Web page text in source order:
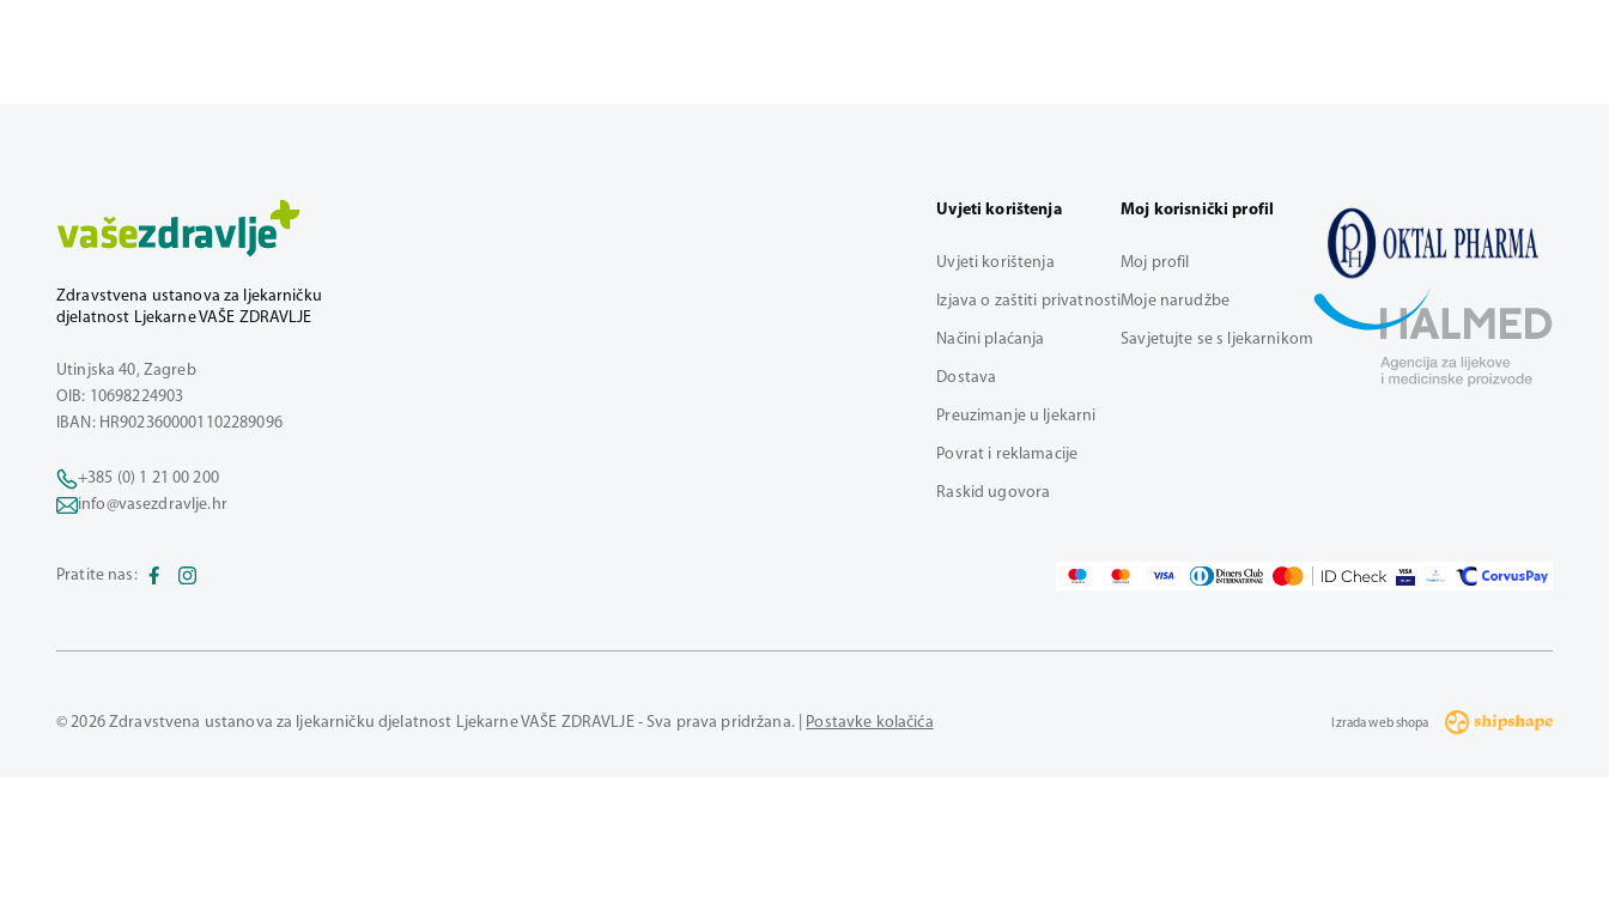
Zdravstvena ustanova za ljekarničku
djelatnost Ljekarne VAŠE ZDRAVLJE
Utinjska 40, Zagreb
OIB: 10698224903
IBAN: HR9023600001102289096
+385 (0) 1 21 00 200
info@vasezdravlje.hr
Uvjeti korištenja
Uvjeti korištenja
Izjava o zaštiti privatnosti
Načini plaćanja
Dostava
Preuzimanje u ljekarni
Povrat i reklamacije
Raskid ugovora
Moj korisnički profil
Moj profil
Moje narudžbe
Savjetujte se s ljekarnikom
Pratite nas:
© 2026 Zdravstvena ustanova za ljekarničku djelatnost Ljekarne VAŠE ZDRAVLJE - Sva prava pridržana. | Postavke kolačića Izrada web shopa